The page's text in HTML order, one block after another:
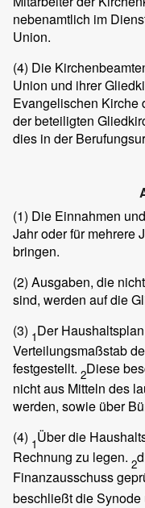
nebenamtlich im
Union.
(4) Die
Union und ihrer
Evangelischen Kirche
der beteiligten
dies in der
(1) Die Einnahmen
Jahr oder für mehrere
bringen.
(2) Ausgaben, die
sind, werden auf die
(3) 1Der
Verteilungsmaßstab
festgestellt. 2Diese
nicht aus Mitteln des
werden, sowie über
(4) 1Über die
Rechnung zu legen. 2
Finanzausschuss
beschließt die